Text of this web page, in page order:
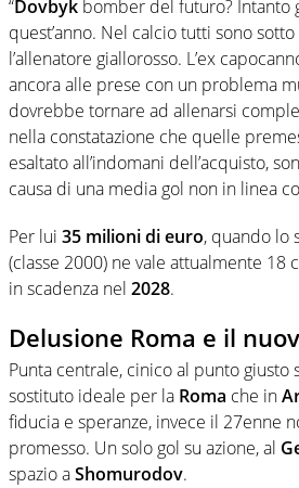
“Dovbyk bomber del futuro? Intanto
quest’anno. Nel calcio tutti sono
l’allenatore giallorosso. L’ex
ancora alle prese con un problema
dovrebbe tornare ad allenarsi
nella constatazione che quelle
esaltato all’indomani dell’acquisto,
causa di una media gol non in linea
Per lui 35 milioni di euro, quando lo
(classe 2000) ne vale attualmente 18
in scadenza nel 2028.
Delusione Roma e il
Punta centrale, cinico al punto
sostituto ideale per la Roma che in
fiducia e speranze, invece il 27enne
promesso. Un solo gol su azione, al
spazio aShomurodov.